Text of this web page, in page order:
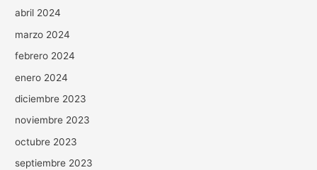
abril 2024
marzo 2024
febrero 2024
enero 2024
diciembre 2023
noviembre 2023
octubre 2023
septiembre 2023